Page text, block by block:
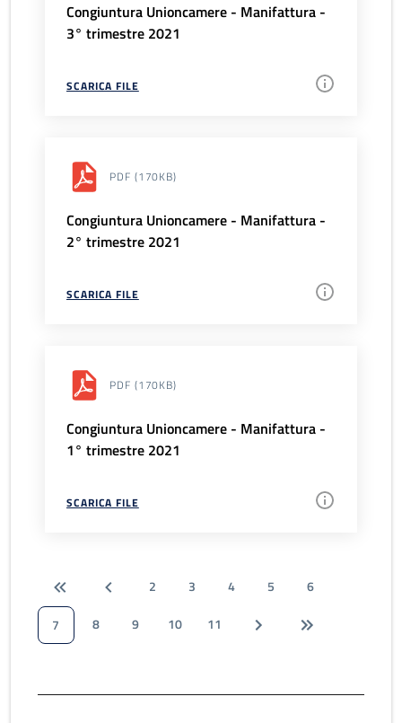
Congiuntura Unioncamere - Manifattura -
3° trimestre 2021
SCARICA FILE
PDF (170KB)
Congiuntura Unioncamere - Manifattura -
2° trimestre 2021
SCARICA FILE
PDF (170KB)
Congiuntura Unioncamere - Manifattura -
1° trimestre 2021
SCARICA FILE
2 3 4 5
6
7
8 9 10 11